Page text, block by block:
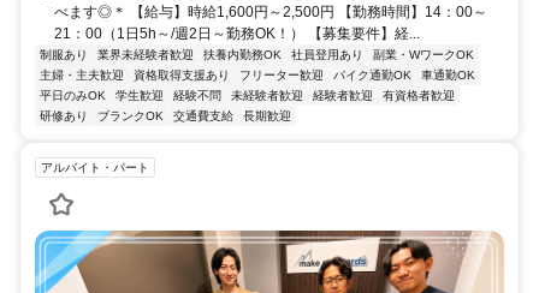
べます◎＊ 【給与】時給1,600円～2,500円 【勤務時間】14：00～
21：00（1日5h～/週2日～勤務OK！） 【募集要件】経...
制服あり 業界未経験者歓迎 扶養内勤務OK 社員登用あり
副業・WワークOK
主婦・主夫歓迎
資格取得支援あり フリーター歓迎 バイク通勤OK
車通勤OK
平日のみOK
学生歓迎 経験不問 未経験者歓迎 経験者歓迎
有資格者歓迎
研修あり
ブランクOK 交通費支給 長期歓迎
アルバイト・パート